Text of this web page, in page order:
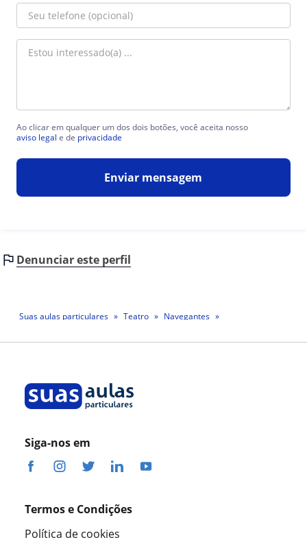
Ao clicar em qualquer um dos dois botões, você aceita nosso
aviso legal e de privacidade
Enviar mensagem
Denunciar este perfil
Suas aulas particulares Teatro
Navegantes
Siga-nos em
Termos e Condições
Política de cookies